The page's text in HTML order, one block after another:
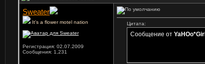
Sweater
It's a flower motel nation
Регистрация: 02.07.2009
Сообщения: 1,231
Цитата:
Сообщение от YaHOo*Girl